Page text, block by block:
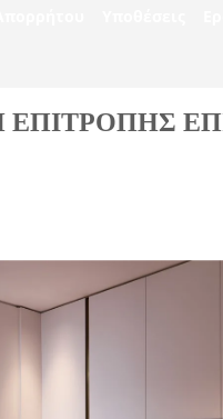
ΕΠΙΤΡΟΠΗΣ